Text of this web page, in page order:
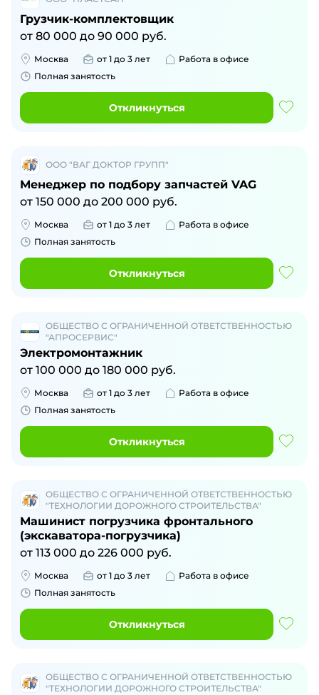
Грузчик-комплектовщик
от 80 000 до 90 000 руб.
Москва от 1 до 3 лет
Работа в офисе
Полная занятость
Откликнуться
ООО "ВАГ ДОКТОР ГРУПП"
Менеджер по подбору запчастей VAG
от 150 000 до 200 000 руб.
Москва от 1 до 3 лет
Работа в офисе
Полная занятость
Откликнуться
ОБЩЕСТВО С ОГРАНИЧЕННОЙ ОТВЕТСТВЕННОСТЬЮ
"АПРОСЕРВИС"
Электромонтажник
от 100 000 до 180 000 руб.
Москва от 1 до 3 лет
Работа в офисе
Полная занятость
Откликнуться
ОБЩЕСТВО С ОГРАНИЧЕННОЙ ОТВЕТСТВЕННОСТЬЮ
"ТЕХНОЛОГИИ ДОРОЖНОГО СТРОИТЕЛЬСТВА"
Машинист погрузчика фронтального
(экскаватора-погрузчика)
от 113 000 до 226 000 руб.
Москва от 1 до 3 лет
Работа в офисе
Полная занятость
Откликнуться
ОБЩЕСТВО С ОГРАНИЧЕННОЙ ОТВЕТСТВЕННОСТЬЮ
"ТЕХНОЛОГИИ ДОРОЖНОГО СТРОИТЕЛЬСТВА"